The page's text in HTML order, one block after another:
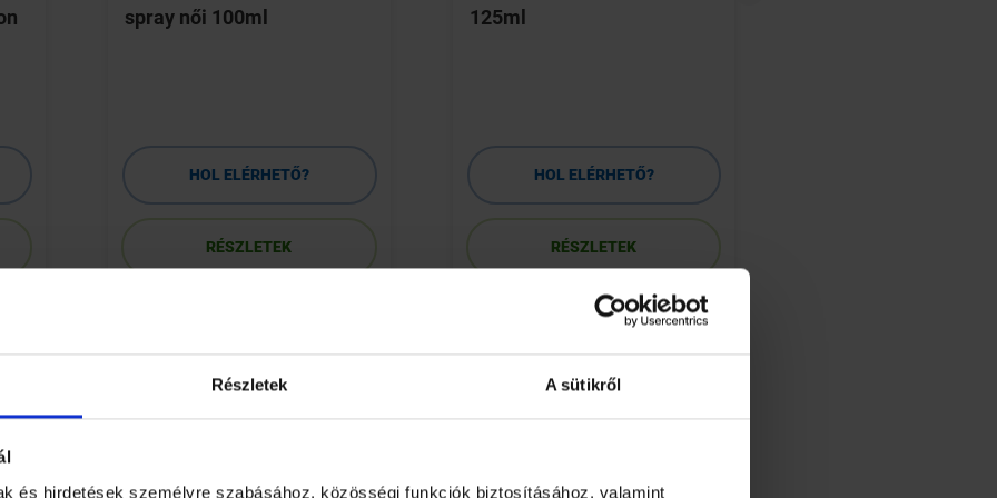
Részletek A sütikről
és hirdetések személyre szabásához, közösségi funkciók biztosításához, valamint
spray női 100ml
HOL ELÉRHETŐ?
RÉSZLETEK
125ml
HOL ELÉRHETŐ?
RÉSZLETEK